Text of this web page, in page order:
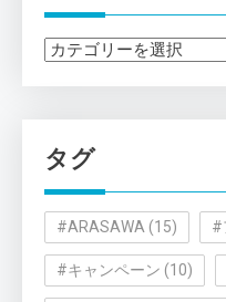
カ
ー
タグ
#ARASAWA (15) #
#キャンペーン (10)